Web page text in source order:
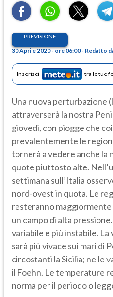
PREVISIONE
30 Aprile 2020 - ore 06:00 - Redatto
Inserisci tra le tue
Una nuova perturbazione
attraverserà la nostra
giovedì, con piogge che
prevalentemente le
tornerà a vedere anche la
quote piuttosto alte.
settimana sull’Italia
nord-ovest in quota. Le
resteranno
un campo di alta
variabile e più instabile.
sarà più vivace sui mari di
circostanti la Sicilia; nelle
il Foehn. Le temperature
norma per il periodo o